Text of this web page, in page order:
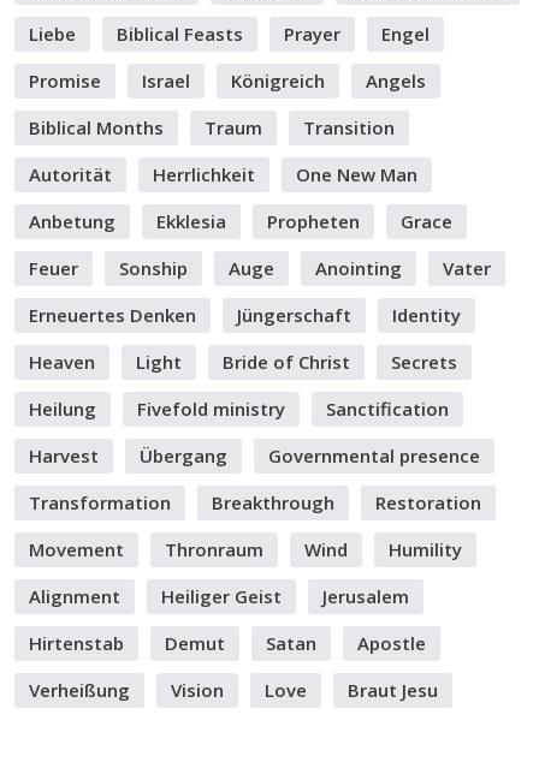
Liebe
Biblical Feasts Prayer
Engel
Promise
Israel Königreich
Angels
Biblical Months
Traum
Transition
Autorität
Herrlichkeit
One New Man
Anbetung
Ekklesia Propheten
Grace
Feuer
Sonship Auge Anointing
Vater
Erneuertes Denken
Jüngerschaft
Identity
Heaven
Light Bride of Christ
Secrets
Heilung
Fivefold ministry
Sanctification
Harvest
Übergang
Governmental presence
Transformation
Breakthrough
Restoration
Movement
Thronraum Wind
Humility
Alignment
Heiliger Geist
Jerusalem
Hirtenstab
Demut Satan
Apostle
Verheißung
Vision Love Braut Jesu